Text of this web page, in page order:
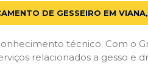
DE GESSEIRO EM
técnico. Com o
relacionados a gesso e